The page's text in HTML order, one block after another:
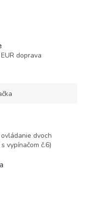
doprava
dvoch
vypínačom č.6)